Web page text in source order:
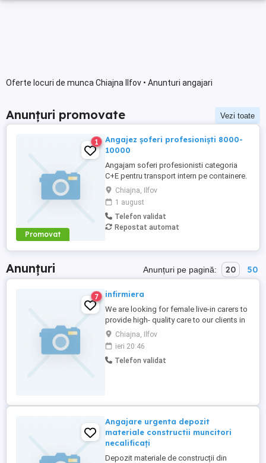
Oferte locuri de munca Chiajna Ilfov • Anunturi angajari
Anunțuri promovate Vezi toate
Promovat
1
Angajez șoferi profesioniști 8000-
10000
Angajam soferi profesionisti categoria
C+E pentru transport intern pe containere.
Oferim: * Salariu motivant, platit la timp; *
Contract de munca; * Camioane bine
intretinute; * Program de lucru de luni pana
vineri; * Weekendurile libere; * Mediu de
lucru serios si stabil. Cerinte: * Permis
Chiajna, Ilfov
1 august
Telefon validat
Repostat automat
Anunțuri Anunțuri pe pagină: 20 50
7 infirmiera
We are looking for female live-in carers to
provide high- quality care to our clients in
their own homes in Ireland. Carers will live
with the elderly person in their home. Live
in carers will work 6 days week. You will
be actively working 7hours day (daytime
Chiajna, Ilfov
ieri 20:46
Telefon validat
Angajare urgenta depozit
materiale constructii muncitori
necalificați
Depozit materiale de construcții din